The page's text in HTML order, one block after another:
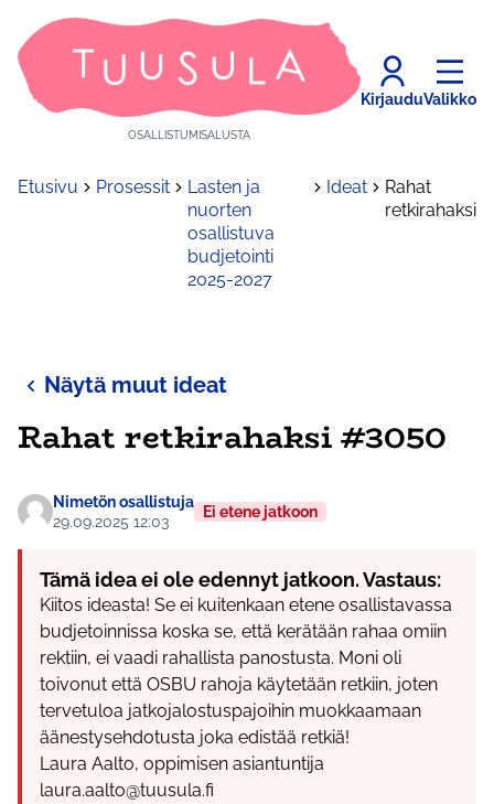
OSALLISTUMISALUSTA
KirjauduValikko
Etusivu Prosessit
Lasten ja
nuorten
osallistuva
budjetointi
2025-2027
Ideat
Rahat
retkirahaksi
Näytä muut ideat
Rahat retkirahaksi #3050
Nimetön osallistuja
29.09.2025 12:03
Ei etene jatkoon
Tämä idea ei ole edennyt jatkoon. Vastaus:
Kiitos ideasta! Se ei kuitenkaan etene osallistavassa
budjetoinnissa koska se, että kerätään rahaa omiin
rektiin, ei vaadi rahallista panostusta. Moni oli
toivonut että OSBU rahoja käytetään retkiin, joten
tervetuloa jatkojalostuspajoihin muokkaamaan
äänestysehdotusta joka edistää retkiä!
Laura Aalto, oppimisen asiantuntija
laura.aalto@tuusula.fi